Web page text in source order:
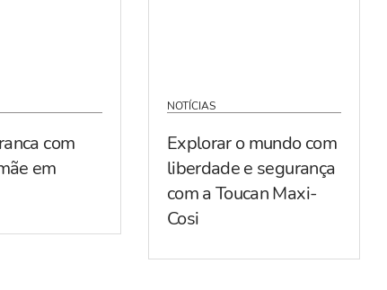
com
em
NOTÍCIAS
Explorar o mundo com
liberdade e segurança
com a Toucan Maxi-
Cosi